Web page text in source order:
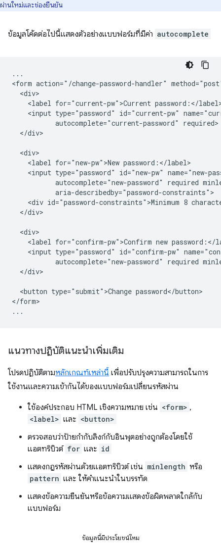
ผ่านใหม่และช่องยืนยัน
ข้อมูลโค้ดต่อไปนี้แสดงตัวอย่างแบบฟอร์มที่มีค่า autocomplete
...
<form action="/change-password-handler"
  <div>
<label for="current-pw">Current password:</
<input type="password" id="current-pw"
           autocomplete="current-password" required>
  </div>
  <div>
    <label for="new-pw">New password:</label>
<input type="password" id="new-pw" name="new-
autocomplete="new-password" required
           aria-describedby="password-constraints">
<div id="password-constraints">Minimum 8
  </div>
  <div>
<label for="confirm-pw">Confirm new password:</
<input type="password" id="confirm-pw"
autocomplete="new-password" required
  </div>
  <button type="submit">Change password</button>
</form>
แนวทางปฏิบัติแนะนำเพิ่มเติม
โปรดปฏิบัติตามหลักเกณฑ์เหล่านี้ เพื่อปรับปรุงความสามารถในการ
ใช้งานและความเข้ากันได้ของแบบฟอร์มเปลี่ยนรหัสผ่าน
ใช้องค์ประกอบ HTML เชิงความหมาย เช่น <form> ,
<label> และ <button>
ตรวจสอบว่าป้ายกำกับลิงก์กับอินพุตอย่างถูกต้องโดยใช้
แอตทริบิวต์ for และ id
แสดงกฎรหัสผ่านด้วยแอตทริบิวต์ เช่น minlength หรือ
pattern และ ให้คำแนะนำในบรรทัด
แสดงข้อความยืนยันหรือข้อความแสดงข้อผิดพลาดใกล้กับ
แบบฟอร์ม
ข้อมูลนี้มีประโยชน์ไหม